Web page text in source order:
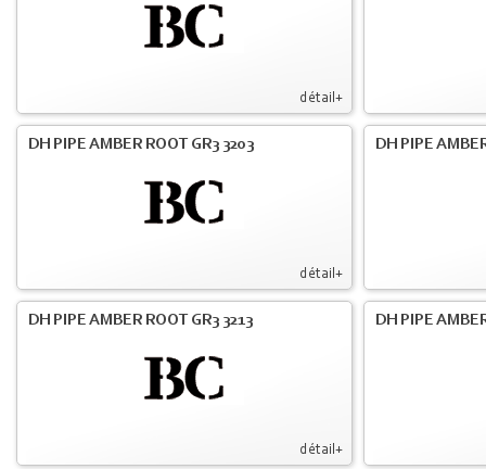
détail+
détail+
DH PIPE AMBER ROOT GR3 3203 DH PIPE
détail+
DH PIPE AMBER ROOT GR3 3213 DH PIPE